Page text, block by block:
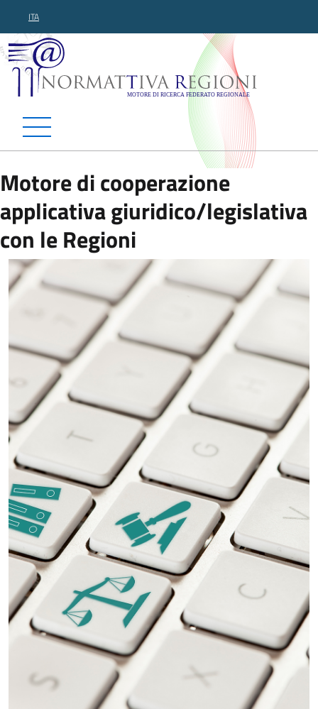
ITA
Normattiva Regioni -
Motore di cooperazione
applicativa giuridico/legislativa
con le Regioni